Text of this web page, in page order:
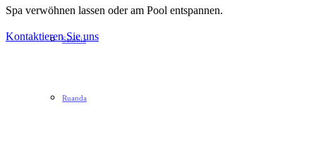
Sambia
Ruanda
Spa verwöhnen lassen oder am Pool entspannen.
Kontaktieren Sie uns